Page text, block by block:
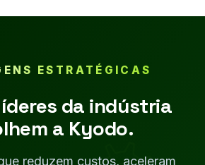
ESTRATÉGICAS
da indústria
a Kyodo.
reduzem custos, aceleram